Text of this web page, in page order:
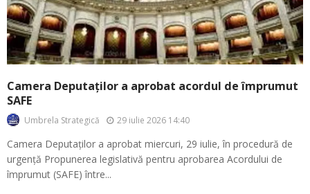
Camera Deputaților a aprobat acordul de împrumut
SAFE
Umbrela Strategică 29 iulie 2026 14:40
Camera Deputaților a aprobat miercuri, 29 iulie, în procedură de
urgență Propunerea legislativă pentru aprobarea Acordului de
împrumut (SAFE) între...